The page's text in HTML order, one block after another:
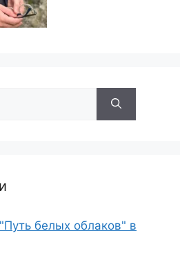
белых облаков" в